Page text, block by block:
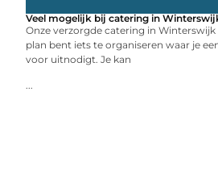
Veel mogelijk bij catering in
Onze verzorgde catering in Winterswijk
plan bent iets te organiseren waar je
voor uitnodigt. Je kan
...